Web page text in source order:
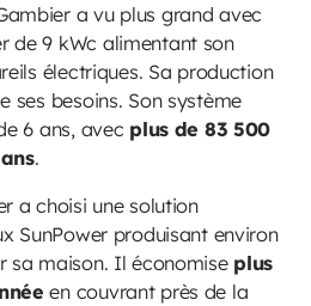
a vu plus grand avec
de 9 kWc alimentant son
électriques. Sa production
ses besoins. Son système
6 ans, avec plus de 83 500
.
a choisi une solution
SunPower produisant environ
sa maison. Il économise plus
en couvrant près de la